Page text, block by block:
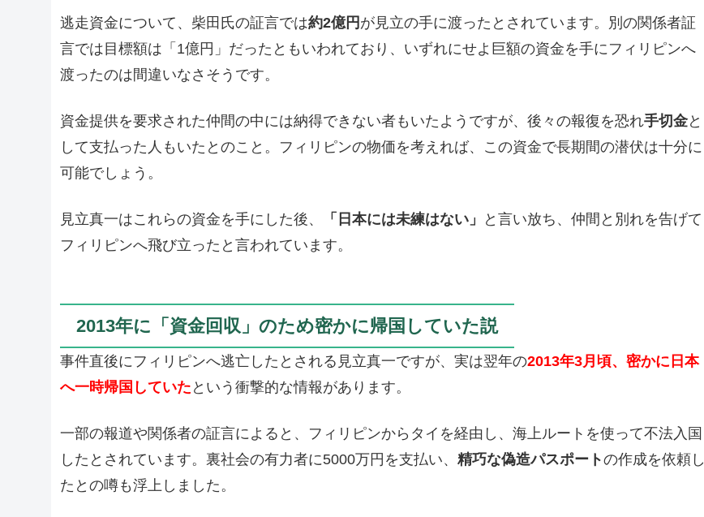
逃走資金について、柴田氏の証言では約2億円 が見立の手に渡ったとされています。別の関係者証
言では目標額は「1億円」だったともいわれており、いずれにせよ巨額の資金を手にフィリピンへ
渡ったのは間違いなさそうです。
資金提供を要求された仲間の中には納得できない者もいたようですが、後々の報復を恐れ手切金と
して支払った人もいたとのこと。フィリピンの物価を考えれば、この資金で長期間の潜伏は十分に
可能でしょう。
見立真一はこれらの資金を手にした後、 「日本には未練はない」
と言い放ち、仲間と別れを告げて
フィリピンへ飛び立ったと言われています。
2013年に「資金回収」のため密かに帰国していた説
事件直後にフィリピンへ逃亡したとされる見立真一ですが、実は翌年の2013年3月頃、密かに日本
へ一時帰国していた という衝撃的な情報があります。
一部の報道や関係者の証言によると、フィリピンからタイを経由し、海上ルートを使って不法入国
したとされています。裏社会の有力者に5000万円を支払い、 精巧な偽造パスポートの作成を依頼し
たとの噂も浮上しました。